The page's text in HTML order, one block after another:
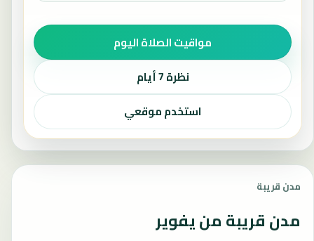
مواقيت الصلاة اليوم
نظرة 7 أيام
استخدم موقعي
مدن قريبة
مدن قريبة من يفوير